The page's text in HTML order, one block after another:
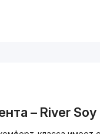
– River